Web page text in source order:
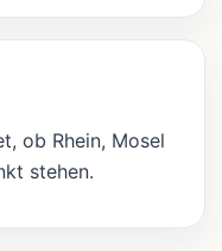
ob Rhein, Mosel
stehen.